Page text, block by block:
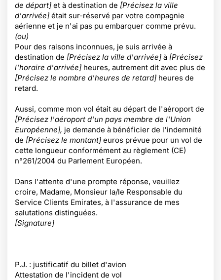
de départ] et à destination de [Précisez la ville
d'arrivée] était sur-réservé par votre compagnie
aérienne et je n'ai pas pu embarquer comme prévu.
(ou)
Pour des raisons inconnues, je suis arrivée à
destination de [Précisez la ville d'arrivée] à [Précisez
l'horaire d'arrivée] heures, autrement dit avec plus de
[Précisez le nombre d'heures de retard] heures de
retard.
Aussi, comme mon vol était au départ de l'aéroport de
[Précisez l'aéroport d'un pays membre de l'Union
Européenne], je demande à bénéficier de l'indemnité
de [Précisez le montant] euros prévue pour un vol de
cette longueur conformément au règlement (CE)
n°261/2004 du Parlement Européen.
Dans l'attente d'une prompte réponse, veuillez
croire, Madame, Monsieur la/le Responsable du
Service Clients Emirates, à l'assurance de mes
salutations distinguées.
[Signature]
P.J. : justificatif du billet d'avion
Attestation de l'incident de vol